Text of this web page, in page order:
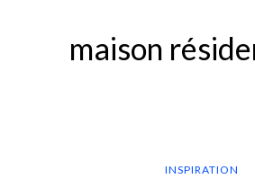
maison
INSPIRATION